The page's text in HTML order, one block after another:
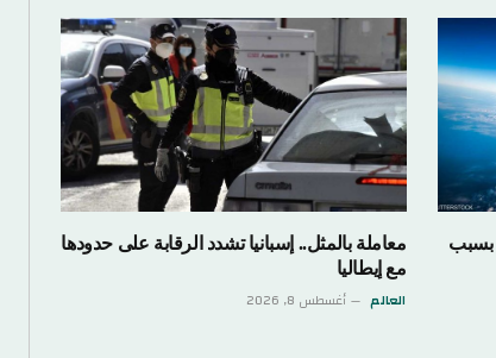
معاملة بالمثل.. إسبانيا تشدد الرقابة على حدودها
مع إيطاليا
أغسطس 8, 2026